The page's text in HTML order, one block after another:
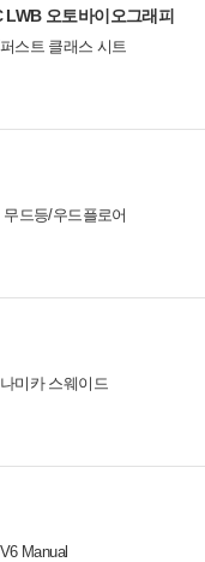
LWB 오토바이오그래피
스트 클래스 시트
드등/우드플로어
미카 스웨이드
Manual